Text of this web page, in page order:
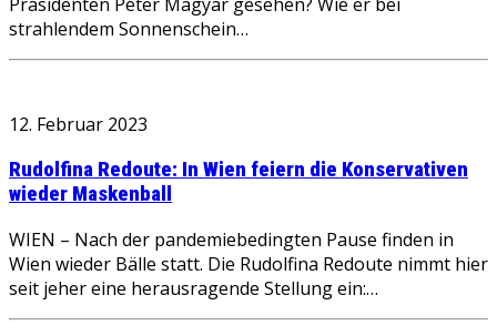
strahlendem Sonnenschein…
12. Februar 2023
Rudolfina Redoute: In Wien feiern die Konservativen
wieder Maskenball
WIEN – Nach der pandemiebedingten Pause finden in
Wien wieder Bälle statt. Die Rudolfina Redoute nimmt hier
seit jeher eine herausragende Stellung ein:…